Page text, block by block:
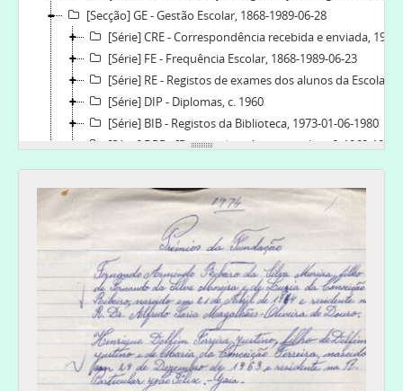
[Secção] GE - Gestão Escolar, 1868-1989-06-28
[Série] CRE - Correspondência recebida e enviada, 1930-12-29-1985-21-02
[Série] FE - Frequência Escolar, 1868-1989-06-23
[Série] RE - Registos de exames dos alunos da Escola do Torne, 1868-1989-06-23
[Série] DIP - Diplomas, c. 1960
[Série] BIB - Registos da Biblioteca, 1973-01-06-1980
[Série] DPR - [Registo de prémios escolares], 1968-1974
[Documento composto] 001 - [Relação de alunos aprovados, prémios concedidos e subsídios], 1968-1969
[Documento composto] 002 - Prémios da Associação, 1974
[Documento composto] 003 - Prémios da Fundação, 1974
[Série] PCT - [Programas e cartazes da Escola do Torne], 1924-1975
[Série] RQM - [Registo de quermesses da Escola do Torne], 1951-07-10-1961-10-21
[Série] AP - [Autorizações para passeios da Escola do Torne], [1980]
[Série] DE - Discursos escolares, 1947-1953-12-31
[Série] RE - Relatórios de estágios, 1972-01-10-1973-03-01
[Série] PUB - [Publicações em jornais das festas escolares das Escolas do Torne e do Prado], 1927-01-09-1967-08-07
[Subsecção] CE - Conselho Escolar, 1978-11-03-1989-06-28
[Secção] GF - Gestão Financeira, 1868-1989